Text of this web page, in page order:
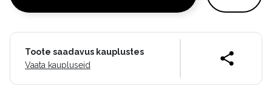
Toote saadavus kauplustes
Vaata kaupluseid